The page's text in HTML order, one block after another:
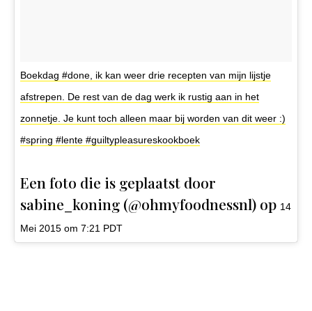
Boekdag #done, ik kan weer drie recepten van mijn lijstje
afstrepen. De rest van de dag werk ik rustig aan in het
zonnetje. Je kunt toch alleen maar bij worden van dit weer :)
#spring #lente #guiltypleasureskookboek
Een foto die is geplaatst door
sabine_koning (@ohmyfoodnessnl) op 14
Mei 2015 om 7:21 PDT